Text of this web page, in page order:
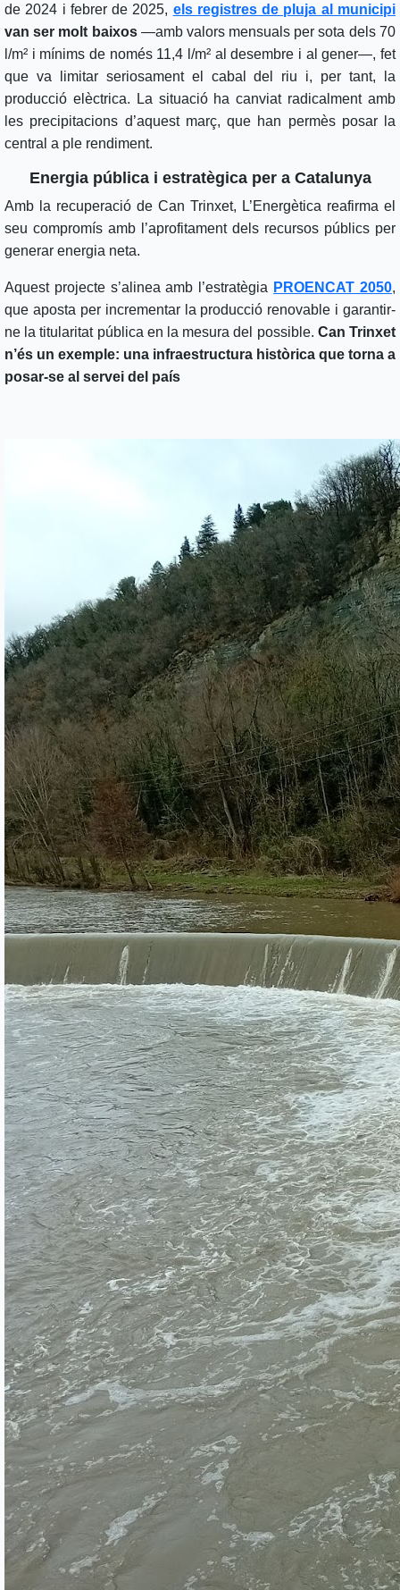
de 2024 i febrer de 2025, els registres de pluja al municipi
van ser molt baixos—amb valors mensuals per sota dels 70
l/m² i mínims de només 11,4 l/m² al desembre i al gener—, fet
que va limitar seriosament el cabal del riu i, per tant, la
producció elèctrica. La situació ha canviat radicalment amb
les precipitacions d’aquest març, que han permès posar la
central a ple rendiment.
Energia pública i estratègica per a Catalunya
Amb la recuperació de Can Trinxet, L’Energètica reafirma el
seu compromís amb l’aprofitament dels recursos públics per
generar energia neta.
Aquest projecte s’alinea amb l’estratègia PROENCAT 2050,
que aposta per incrementar la producció renovable i garantir-
ne la titularitat pública en la mesura del possible. Can Trinxet
n’és un exemple: una infraestructura històrica que torna a
posar-se al servei del país